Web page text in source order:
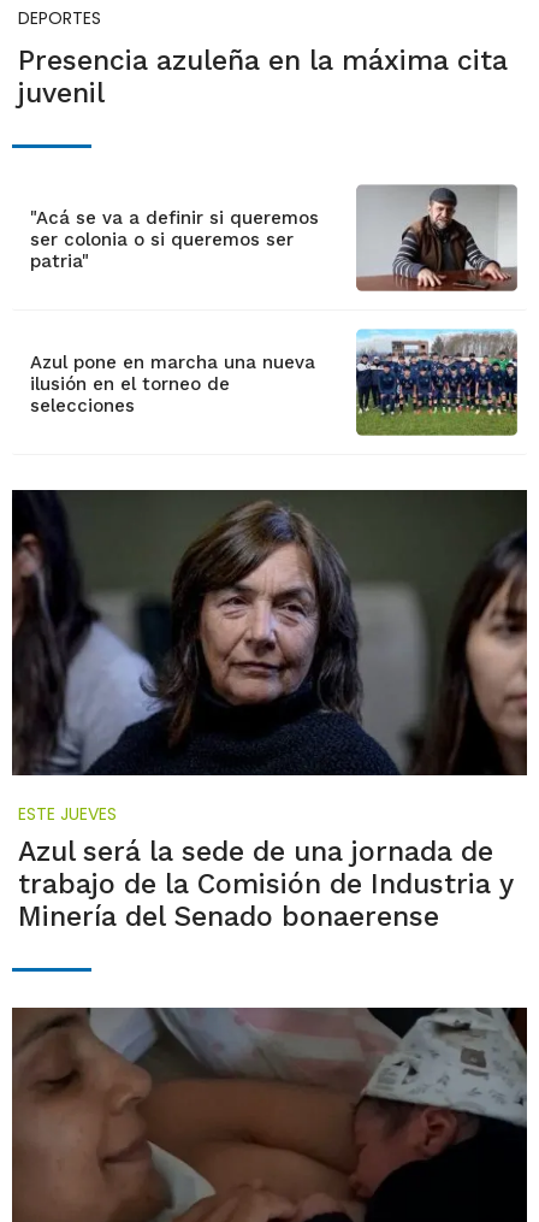
DEPORTES
Presencia azuleña en la máxima cita
juvenil
"Acá se va a definir si queremos
ser colonia o si queremos ser
patria"
Azul pone en marcha una nueva
ilusión en el torneo de
selecciones
ESTE JUEVES
Azul será la sede de una jornada de
trabajo de la Comisión de Industria y
Minería del Senado bonaerense